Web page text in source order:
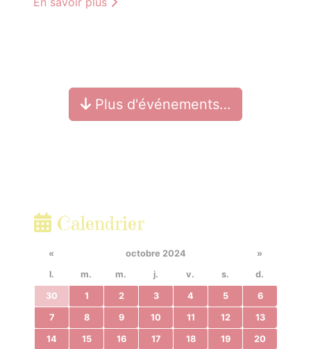
Plus d'événements…
Calendrier
« octobre 2024
»
l.
m. m. j. v. s. d.
30 1 2 3 4 5 6
7 8 9 10 11 12 13
14 15 16 17 18 19 20